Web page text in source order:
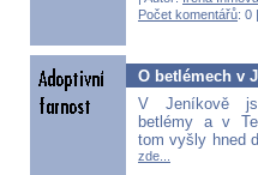
Počet komentářů: 0
O betlémech v
V Jeníkově
betlémy a v
tom vyšly hned
zde...